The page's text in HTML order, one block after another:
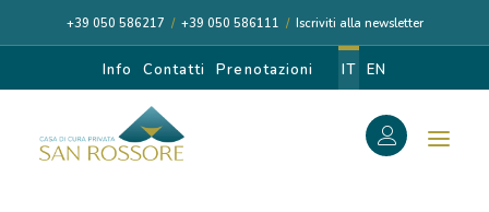
+39 050 586217 / +39 050 586111 / Iscriviti alla newsletter
Info Contatti Prenotazioni IT EN